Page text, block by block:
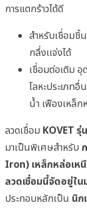
การแตกร้าวได้ดี
สำหรับเชื่อมชิ้
กลึ่งเเจ่งได้
เชื่อมต่อเติม อุ
โลหะประเภท
น้ำ เฟืองเหล็ก
ลวดเชื่อม KOVET รุ่
มาเป็นพิเศษสำหรับ
Iron) เหล็กหล่อเ
ลวดเชื่อมนี้จัดอยู่ใน
ประกอบหลักเป็น นิก